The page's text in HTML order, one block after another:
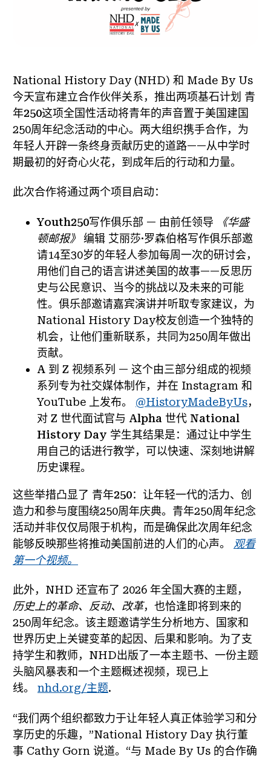
National History Day (NHD) 和 Made By Us
今天宣布建立合作伙伴关系，推出两项基石计划 青
年250这项全国性活动将青年的声音置于美国建国
250周年纪念活动的中心。两大组织携手合作，为
年轻人开辟一条终身贡献历史的道路——从中学时
期最初的好奇心火花，到成年后的行动和力量。
此次合作将通过两个项目启动：
Youth250写作俱乐部 — 由前任领导
《华盛
顿邮报》
编辑 艾丽莎·罗森伯格写作俱乐部邀
请14至30岁的年轻人参加每周一次的研讨会，
用他们自己的语言讲述美国的故事——反思历
史与公民意识、当今的挑战以及未来的可能
性。俱乐部邀请嘉宾演讲并听取专家建议，为
National History Day校友创造一个独特的
机会，让他们重新联系，共同为250周年做出
贡献。
A 到 Z 视频系列 — 这个由三部分组成的视频
系列专为社交媒体制作，并在 Instagram 和
YouTube 上发布。 @HistoryMadeByUs，
对 Z 世代面试官与 Alpha 世代 National
History Day 学生其结果是：通过让中学生
用自己的话进行教学，可以快速、深刻地讲解
历史课程。
这些举措凸显了 青年250：让年轻一代的活力、创
造力和参与度围绕250周年庆典。青年250周年纪念
活动并非仅仅局限于机构，而是确保此次周年纪念
能够反映那些将推动美国前进的人们的心声。 观看
第一个视频。
此外，NHD 还宣布了 2026 年全国大赛的主题，
历史上的革命、反动、改革，也恰逢即将到来的
250周年纪念。该主题邀请学生分析地方、国家和
世界历史上关键变革的起因、后果和影响。为了支
持学生和教师，NHD出版了一本主题书、一份主题
头脑风暴表和一个主题概述视频，现已上
线。 nhd.org/主题.
“我们两个组织都致力于让年轻人真正体验学习和分
享历史的乐趣，”National History Day 执行董
事 Cathy Gorn 说道。“与 Made By Us 的合作确